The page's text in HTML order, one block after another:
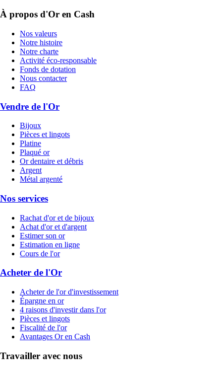
À propos d'Or en Cash
Nos valeurs
Notre histoire
Notre charte
Activité éco-responsable
Fonds de dotation
Nous contacter
FAQ
Vendre de l'Or
Bijoux
Pièces et lingots
Platine
Plaqué or
Or dentaire et débris
Argent
Métal argenté
Nos services
Rachat d'or et de bijoux
Achat d'or et d'argent
Estimer son or
Estimation en ligne
Cours de l'or
Acheter de l'Or
Acheter de l'or d'investissement
Épargne en or
4 raisons d'investir dans l'or
Pièces et lingots
Fiscalité de l'or
Avantages Or en Cash
Travailler avec nous